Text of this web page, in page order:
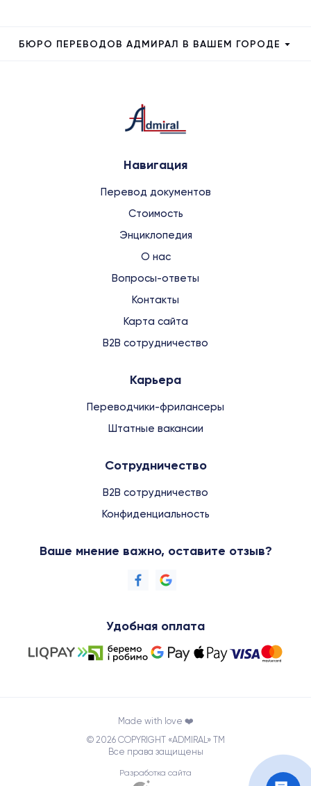
БЮРО ПЕРЕВОДОВ АДМИРАЛ В ВАШЕМ ГОРОДЕ
Навигация
Перевод документов
Стоимость
Энциклопедия
О нас
Вопросы-ответы
Контакты
Карта сайта
B2B сотрудничество
Карьера
Переводчики-фрилансеры
Штатные вакансии
Сотрудничество
B2B сотрудничество
Конфиденциальность
Ваше мнение важно, оставите отзыв?
Удобная оплата
Made with love ❤️
© 2026 COPYRIGHT «ADMIRAL» TM
Все права защищены
Разработка сайта